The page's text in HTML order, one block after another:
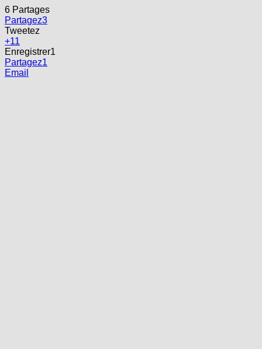
6 Partages
Partagez3
Tweetez
+11
Enregistrer1
Partagez1
Email